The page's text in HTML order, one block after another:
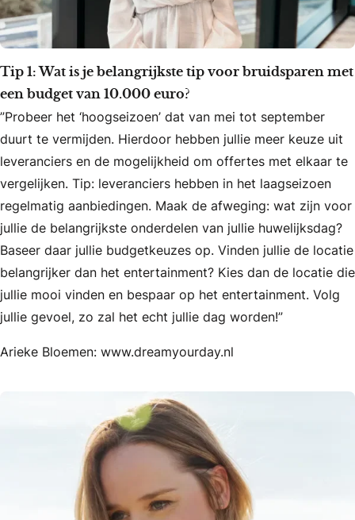
Tip 1: Wat is je belangrijkste tip voor bruidsparen met
een budget van 10.000 euro?
”Probeer het ‘hoogseizoen’ dat van mei tot september
duurt te vermijden. Hierdoor hebben jullie meer keuze uit
leveranciers en de mogelijkheid om offertes met elkaar te
vergelijken. Tip: leveranciers hebben in het laagseizoen
regelmatig aanbiedingen. Maak de afweging: wat zijn voor
jullie de belangrijkste onderdelen van jullie huwelijksdag?
Baseer daar jullie budgetkeuzes op. Vinden jullie de locatie
belangrijker dan het entertainment? Kies dan de locatie die
jullie mooi vinden en bespaar op het entertainment. Volg
jullie gevoel, zo zal het echt jullie dag worden!”
Arieke Bloemen: www.dreamyourday.nl